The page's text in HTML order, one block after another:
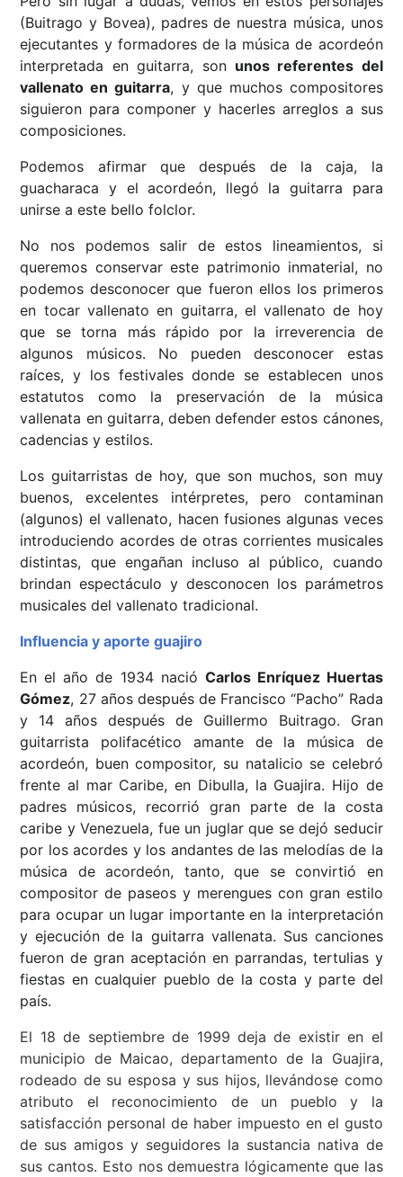
(Buitrago y Bovea), padres de nuestra música, unos
ejecutantes y formadores de la música de acordeón
interpretada en guitarra, son unos referentes del
vallenato en guitarra, y que muchos compositores
siguieron para componer y hacerles arreglos a sus
composiciones.
Podemos afirmar quedespués de la caja, la
guacharaca y el acordeón, llegó la guitarra para
unirse a este bello folclor.
No nos podemos salir de estos lineamientos, si
queremos conservar este patrimonio inmaterial, no
podemos desconocer que fueron ellos los primeros
en tocar vallenato en guitarra, el vallenato de hoy
que se torna más rápido por la irreverencia de
algunos músicos. No pueden desconocer estas
raíces, y los festivales donde se establecen unos
estatutos como la preservación de la música
vallenata en guitarra, deben defender estos cánones,
cadencias y estilos.
Los guitarristas de hoy, que son muchos, son muy
buenos, excelentes intérpretes, pero contaminan
(algunos) el vallenato, hacen fusiones algunas veces
introduciendo acordes de otras corrientes musicales
distintas, que engañan incluso al público, cuando
brindan espectáculo y desconocen los parámetros
musicales del vallenato tradicional.
Influencia y aporte guajiro
En el año de 1934 nació Carlos Enríquez Huertas
Gómez, 27 años después de Francisco “Pacho” Rada
y 14 años después de Guillermo Buitrago. Gran
guitarrista polifacético amante de la música de
acordeón, buen compositor, su natalicio se celebró
frente al mar Caribe, en Dibulla, la Guajira. Hijo de
padres músicos, recorrió gran parte de la costa
caribe y Venezuela, fue un juglar que se dejó seducir
por los acordes y los andantes de las melodías de la
música de acordeón, tanto, que se convirtió en
compositor de paseos y merengues con gran estilo
para ocupar un lugar importante en la interpretación
y ejecución de la guitarra vallenata. Sus canciones
fueron de gran aceptación en parrandas, tertulias y
fiestas en cualquier pueblo de la costa y parte del
país.
El 18 de septiembre de 1999 deja de existir en el
municipio de Maicao, departamento de la Guajira,
rodeado de su esposa y sus hijos, llevándose como
atributo el reconocimiento de un pueblo y la
satisfacción personal de haber impuesto en el gusto
de sus amigos y seguidores la sustancia nativa de
sus cantos. Esto nos demuestra lógicamente que las